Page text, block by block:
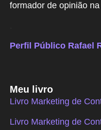
formador de opinião
Perfil Público Rafael
Meu livro
Livro Marketing de
Livro Marketing de